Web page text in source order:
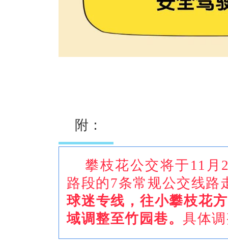
附：
攀枝花公交将于11月
路段的7条常规公交线路
球迷专线，往小攀枝花
域调整至竹园巷。 具体